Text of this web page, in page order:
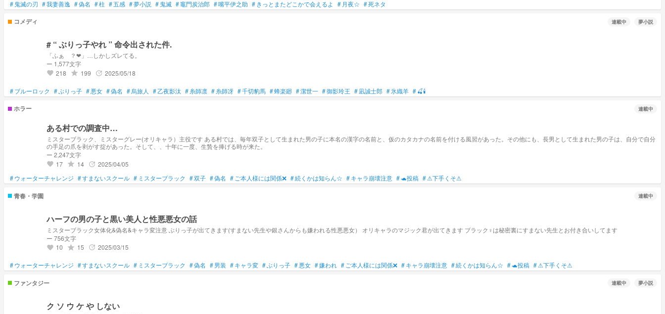
# 鬼滅の刃 #我妻善逸 #偽名 #柱 #五感 #夢小説 # 鬼滅 #竈門炭治郎 #嘴平伊之助 # きっとまたどこかで会えるよ # 月夜☆ #死ネタ
コメディ 連載中 夢小説
# “ ぶりっ子やれ ” 命令出された件.
「ふぁ゙？❤︎」…しかしズレてる。
ー 1,577文字
favorite 218 grade 199 update 2025/05/18
#ブルーロック #ぶりっ子 #悪女 #偽名 #烏旅人 #乙夜影汰 #糸師凛 #糸師冴 #千切豹馬 #蜂楽廻 #潔世一 #御影玲王 #凪誠士郎 #氷織羊 #🍒🕯️
ホラー 連載中
ある村での調査中…
ミスターブラック、ミスターグレー(オリキャラ）主役です ある村では、毎年双子として生まれた男の子に本名の漢字の名前と、仮のカタカナの名前を付ける風習があった。その他にも、長男として生まれた男の子は、自分で自分
の手足の爪を剥がす掟があった。そして、、十年に一度、生贄を捧げる時が来た。
ー 2,247文字
favorite 17 grade 14 update 2025/04/05
#ウォーターチャレンジ #すまないスクール # ミスターブラック #双子 #偽名 # ご本人様には関係❌ #続くかは知らん☆ #キャラ崩壊注意 #🐢投稿 #⚠下手くそ⚠
青春・学園 連載中
ハーフの男の子と黒い美人と性悪悪女の話
ミスターブラック女体化&偽名&キャラ変注意 ぶりっ子が出てきます(すまない先生や銀さんからも嫌われる性悪悪女） オリキャラのマジック君が出てきます ブラック♀は秘密裏にすまない先生とお付き合いしてます
ー 756文字
favorite 10 grade 15 update 2025/03/15
#ウォーターチャレンジ #すまないスクール # ミスターブラック #偽名 #男装 #キャラ変 #ぶりっ子 #悪女 #嫌われ # ご本人様には関係❌ #キャラ崩壊注意 #続くかは知らん☆ #🐢投稿 #⚠下手くそ⚠
ファンタジー 連載中 夢小説
ク ソ ウ ケ や しない